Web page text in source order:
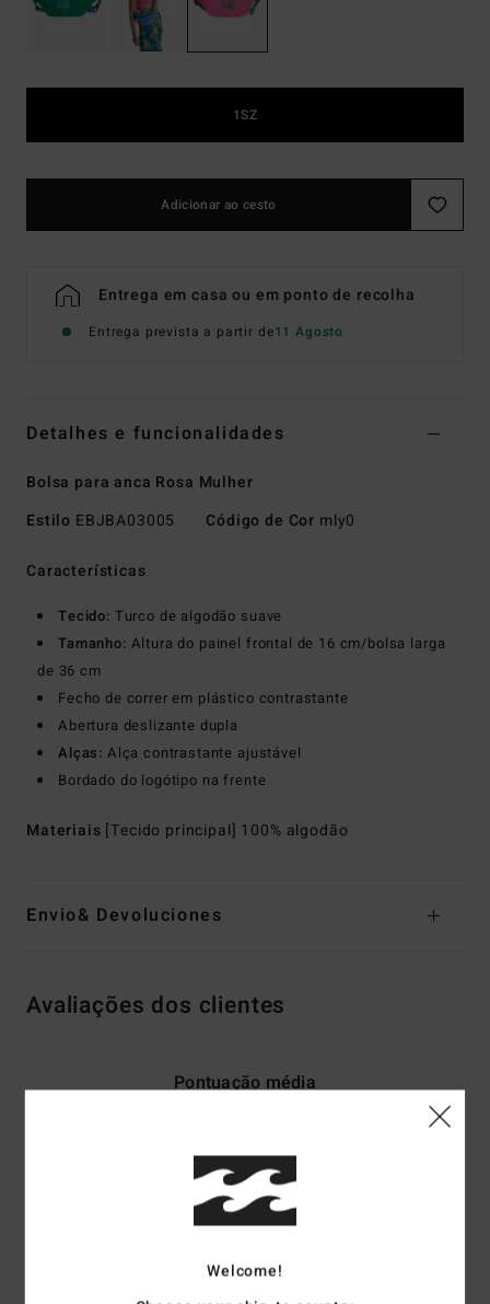
1SZ
Adicionar ao cesto
Entrega em casa ou em ponto de recolha
Entrega prevista a partir de11 Agosto
Detalhes e funcionalidades
Bolsa para anca Rosa Mulher
Estilo EBJBA03005 Código de Cor mly0
Características
Tecido: Turco de algodão suave
Tamanho: Altura do painel frontal de 16 cm/bolsa larga
de 36 cm
Fecho de correr em plástico contrastante
Abertura deslizante dupla
Alças: Alça contrastante ajustável
Bordado do logótipo na frente
Materiais [Tecido principal] 100% algodão
Envio& Devoluciones
Avaliações dos clientes
Pontuação média
2 avaliações verificadas
50% dos nossos clientes recomendam este produto
Welcome!